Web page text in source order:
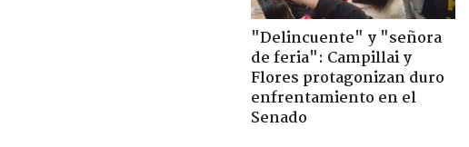
"Delincuente" y "señora
de feria": Campillai y
Flores protagonizan duro
enfrentamiento en el
Senado